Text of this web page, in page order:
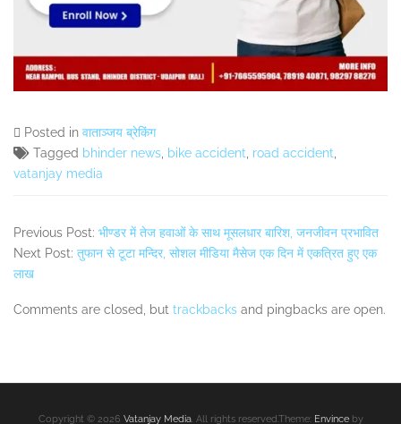
Posted in वाताञ्जय ब्रेकिंग
Tagged bhinder news bike accident road accident
vatanjay media
Previous Post: भीण्डर में तेज हवाओं के साथ मूसलधार बारिश, जनजीवन प्रभावित
Next Post: तुफान से टूटा मन्दिर, सोशल मीडिया मैसेज एक दिन में एकत्रित हुए एक
लाख
Comments are closed, but trackbacks and pingbacks are open.
Copyright © 2026 Vatanjay Media. All rights reserved.Theme: Envinceby